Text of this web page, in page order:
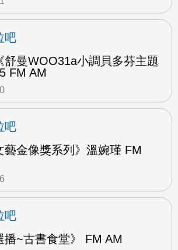
吧
舒曼WOO31a小調貝多芬主題
FM AM
吧
藝金像獎系列》溫婉瑾 FM
吧
播~古書食堂》 FM AM